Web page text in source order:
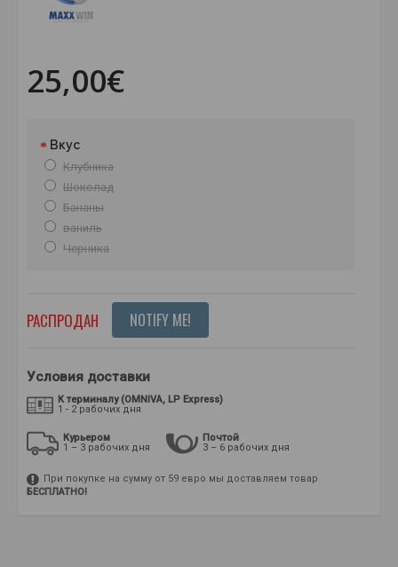
25,00€
Вкус
Клубника
Шоколад
Бананы
ваниль
Черника
РАСПРОДАН NOTIFY ME!
Условия доставки
К терминалу (OMNIVA, LP Express)
1 - 2 рабочих дня
Курьером
1 – 3 рабочих дня
Почтой
3 – 6 рабочих дня
При покупке на сумму от 59 евро мы доставляем товар
БЕСПЛАТНО!